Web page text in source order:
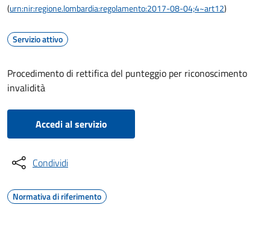
(urn:nir:regione.lombardia:regolamento:2017-08-04;4~art12)
Servizio attivo
Procedimento di rettifica del punteggio per riconoscimento
invalidità
Accedi al servizio
Condividi
Normativa di riferimento